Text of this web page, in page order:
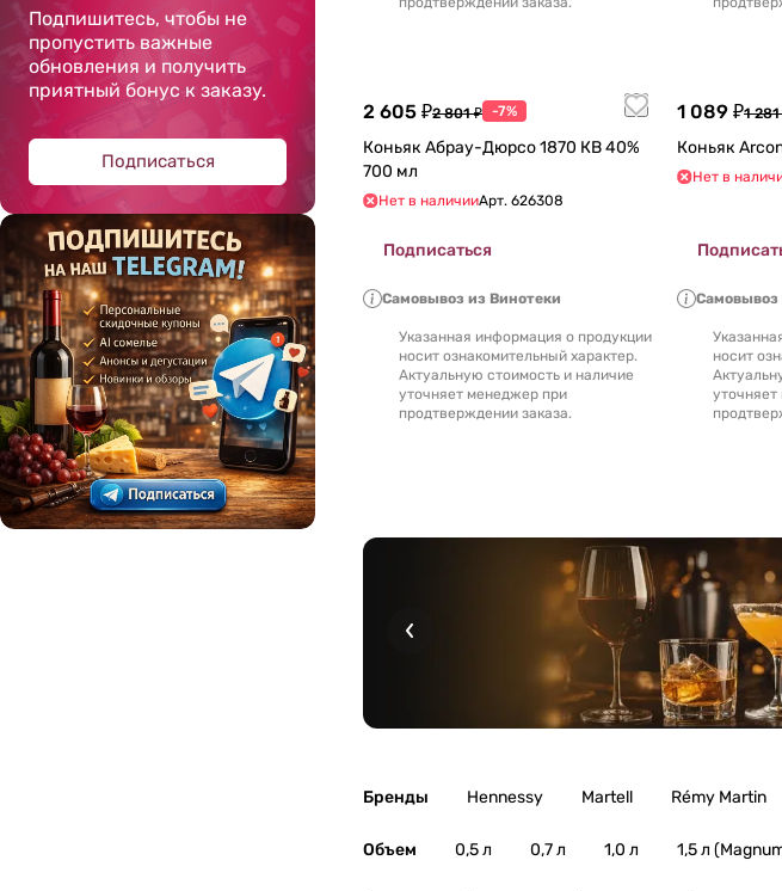
Подпишитесь, чтобы не
пропустить важные
обновления и получить
приятный бонус к заказу.
Подписаться
2 605 ₽2 801 ₽ -7%
Коньяк Абрау-Дюрсо 1870 КВ 40%
700 мл
Нет в наличииАрт. 626308
Подписаться
Самовывоз из Винотеки
Указанная информация о продукции
носит ознакомительный характер.
Актуальную стоимость и наличие
уточняет менеджер при
продтверждении заказа.
1 089 ₽1
Нет в
Самовывоз
носит
Бренды Hennessy Martell Rémy Martin
Объем 0,5 л 0,7 л 1,0 л 1,5 л